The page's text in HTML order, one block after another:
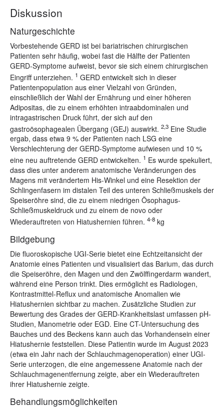
Diskussion
Naturgeschichte
Vorbestehende GERD ist bei bariatrischen chirurgischen
Patienten sehr häufig, wobei fast die Hälfte der Patienten
GERD-Symptome aufweist, bevor sie sich einem chirurgischen
Eingriff unterziehen. 1 GERD entwickelt sich in dieser
Patientenpopulation aus einer Vielzahl von Gründen,
einschließlich der Wahl der Ernährung und einer höheren
Adipositas, die zu einem erhöhten intraabdominalen und
intragastrischen Druck führt, der sich auf den
gastroösophagealen Übergang (GEJ) auswirkt. 2,3 Eine Studie
ergab, dass etwa 9 % der Patienten nach LSG eine
Verschlechterung der GERD-Symptome aufwiesen und 10 %
eine neu auftretende GERD entwickelten. 1 Es wurde spekuliert,
dass dies unter anderem anatomische Veränderungen des
Magens mit verändertem His-Winkel und eine Resektion der
Schlingenfasern im distalen Teil des unteren Schließmuskels der
Speiseröhre sind, die zu einem niedrigen Ösophagus-
Schließmuskeldruck und zu einem de novo oder
Wiederauftreten von Hiatushernien führen. 4-8 kg
Bildgebung
Die fluoroskopische UGI-Serie bietet eine Echtzeitansicht der
Anatomie eines Patienten und visualisiert das Barium, das durch
die Speiseröhre, den Magen und den Zwölffingerdarm wandert,
während eine Person trinkt. Dies ermöglicht es Radiologen,
Kontrastmittel-Reflux und anatomische Anomalien wie
Hiatushernien sichtbar zu machen. Zusätzliche Studien zur
Bewertung des Grades der GERD-Krankheitslast umfassen pH-
Studien, Manometrie oder EGD. Eine CT-Untersuchung des
Bauches und des Beckens kann auch das Vorhandensein einer
Hiatushernie feststellen. Diese Patientin wurde im August 2023
(etwa ein Jahr nach der Schlauchmagenoperation) einer UGI-
Serie unterzogen, die eine angemessene Anatomie nach der
Schlauchmagenentfernung zeigte, aber ein Wiederauftreten
ihrer Hiatushernie zeigte.
Behandlungsmöglichkeiten